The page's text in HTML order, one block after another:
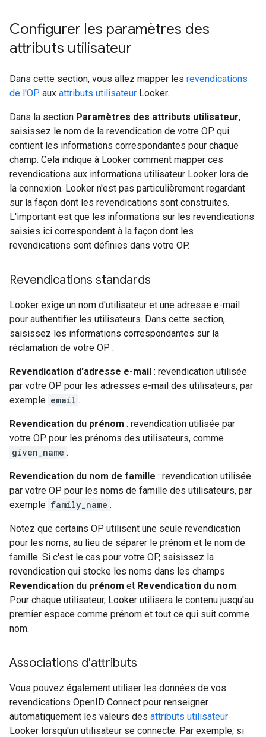
Configurer les paramètres des
attributs utilisateur
Dans cette section, vous allez mapper les revendications
de l'OP aux attributs utilisateur Looker.
Dans la section Paramètres des attributs utilisateur,
saisissez le nom de la revendication de votre OP qui
contient les informations correspondantes pour chaque
champ. Cela indique à Looker comment mapper ces
revendications aux informations utilisateur Looker lors de
la connexion. Looker n'est pas particulièrement regardant
sur la façon dont les revendications sont construites.
L'important est que les informations sur les revendications
saisies ici correspondent à la façon dont les
revendications sont définies dans votre OP.
Revendications standards
Looker exige un nom d'utilisateur et une adresse e-mail
pour authentifier les utilisateurs. Dans cette section,
saisissez les informations correspondantes sur la
réclamation de votre OP :
Revendication d'adresse e-mail : revendication utilisée
par votre OP pour les adresses e-mail des utilisateurs, par
exemple email .
Revendication du prénom : revendication utilisée par
votre OP pour les prénoms des utilisateurs, comme
given_name .
Revendication du nom de famille : revendication utilisée
par votre OP pour les noms de famille des utilisateurs, par
exemple family_name .
Notez que certains OP utilisent une seule revendication
pour les noms, au lieu de séparer le prénom et le nom de
famille. Si c'est le cas pour votre OP, saisissez la
revendication qui stocke les noms dans les champs
Revendication du prénom et Revendication du nom.
Pour chaque utilisateur, Looker utilisera le contenu jusqu'au
premier espace comme prénom et tout ce qui suit comme
nom.
Associations d'attributs
Vous pouvez également utiliser les données de vos
revendications OpenID Connect pour renseigner
automatiquement les valeurs des attributs utilisateur
Looker lorsqu'un utilisateur se connecte. Par exemple, si